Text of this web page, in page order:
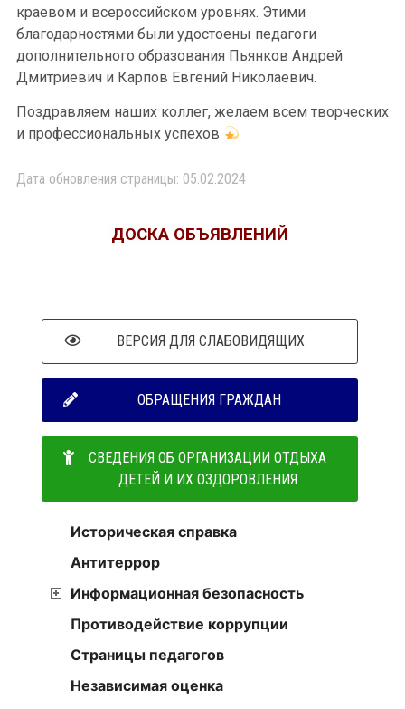
краевом и всероссийском уровнях. Этими
благодарностями были удостоены педагоги
дополнительного образования Пьянков Андрей
Дмитриевич и Карпов Евгений Николаевич.
Поздравляем наших коллег, желаем всем творческих
и профессиональных успехов
Дата обновления страницы: 05.02.2024
ДОСКА ОБЪЯВЛЕНИЙ
ВЕРСИЯ ДЛЯ СЛАБОВИДЯЩИХ
ОБРАЩЕНИЯ ГРАЖДАН
СВЕДЕНИЯ ОБ ОРГАНИЗАЦИИ ОТДЫХА
ДЕТЕЙ И ИХ ОЗДОРОВЛЕНИЯ
Историческая справка
Антитеррор
Информационная безопасность
Противодействие коррупции
Страницы педагогов
Независимая оценка